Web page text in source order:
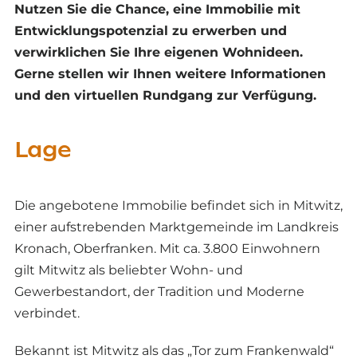
Nutzen Sie die Chance, eine Immobilie mit
Entwicklungspotenzial zu erwerben und
verwirklichen Sie Ihre eigenen Wohnideen.
Gerne stellen wir Ihnen weitere Informationen
und den virtuellen Rundgang zur Verfügung.
Lage
Die angebotene Immobilie befindet sich in Mitwitz,
einer aufstrebenden Marktgemeinde im Landkreis
Kronach, Oberfranken. Mit ca. 3.800 Einwohnern
gilt Mitwitz als beliebter Wohn- und
Gewerbestandort, der Tradition und Moderne
verbindet.
Bekannt ist Mitwitz als das „Tor zum Frankenwald“